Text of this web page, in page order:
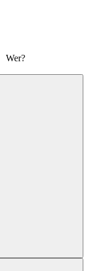
Wer?